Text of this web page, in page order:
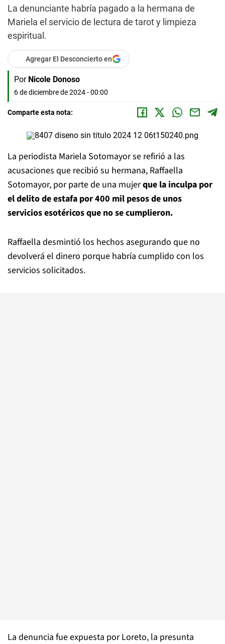
La denunciante habría pagado a la hermana de
Mariela el servicio de lectura de tarot y limpieza
espiritual.
Agregar El Desconcierto en
Por Nicole Donoso
6 de diciembre de 2024 - 00:00
Comparte esta nota:
La periodista Mariela Sotomayor se refirió a las
acusaciones que recibió su hermana, Raffaella
Sotomayor, por parte de una mujerque la inculpa por
el delito de estafa por 400 mil pesos de unos
servicios esotéricos que no se cumplieron.
Raffaella desmintió los hechos asegurando que no
devolverá el dinero porque habría cumplido con los
servicios solicitados.
La denuncia fue expuesta por Loreto, la presunta